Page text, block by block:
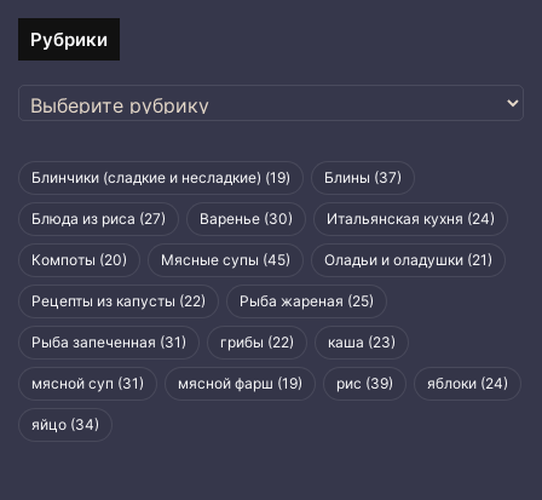
Рубрики
Рубрики
Блинчики (сладкие и несладкие) (19) Блины (37)
Блюда из риса (27) Варенье (30) Итальянская кухня (24)
Компоты (20) Мясные супы (45) Оладьи и оладушки (21)
Рецепты из капусты (22) Рыба жареная (25)
Рыба запеченная (31) грибы (22) каша (23)
мясной суп (31) мясной фарш (19) рис (39) яблоки (24)
яйцо (34)